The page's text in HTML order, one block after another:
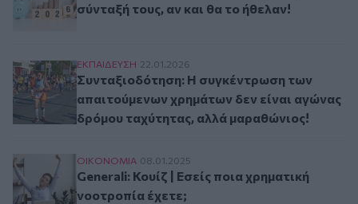
σύνταξή τους, αν και θα το ήθελαν!
Συνταξιοδότηση: Η συγκέντρωση των
ΕΚΠΑΙΔΕΥΣΗ 22.01.2026
Συνταξιοδότηση: Η συγκέντρωση των
απαιτούμενων χρημάτων δεν είναι αγώνας
δρόμου ταχύτητας, αλλά μαραθώνιος!
Generali: Κουίζ | Εσείς ποια χρηματική
ΟΙΚΟΝΟΜΙΑ 08.01.2025
Generali: Κουίζ | Εσείς ποια χρηματική
νοοτροπία έχετε;